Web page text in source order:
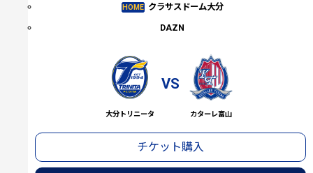
HOME クラサスドーム大分
DAZN
大分トリニータ カターレ富山
VS
チケット購入